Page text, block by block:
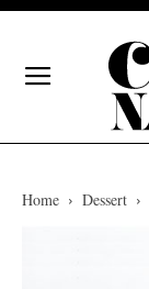
Home Dessert